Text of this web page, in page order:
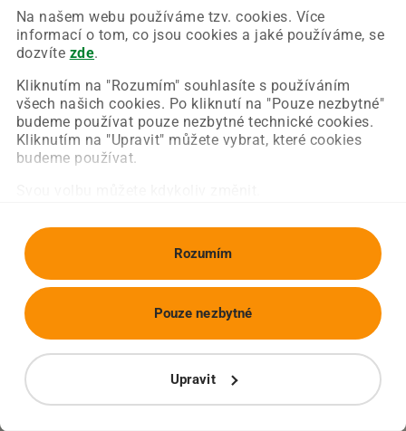
Na našem webu používáme tzv. cookies. Více
informací o tom, co jsou cookies a jaké používáme, se
dozvíte zde.
Kliknutím na "Rozumím" souhlasíte s používáním
všech našich cookies. Po kliknutí na "Pouze nezbytné"
budeme používat pouze nezbytné technické cookies.
Kliknutím na "Upravit" můžete vybrat, které cookies
budeme používat.
Rozumím
Upravit
Pouze nezbytné
Chyba nastala na naší straně a už ji opravujeme.
Zkuste prosím znovu načíst požadovanou stránku.
Obnovit stránku Úvodní strana